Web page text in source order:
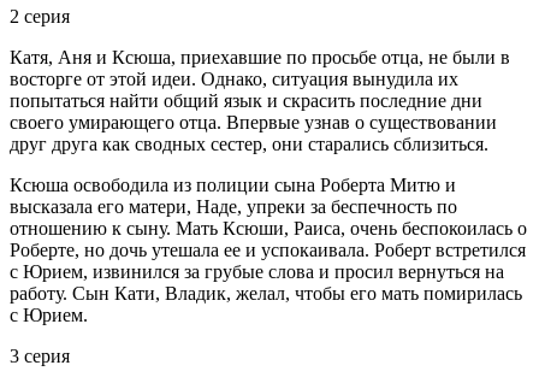
2 серия
Катя, Аня и Ксюша, приехавшие по просьбе отца, не были в
восторге от этой идеи. Однако, ситуация вынудила их
попытаться найти общий язык и скрасить последние дни
своего умирающего отца. Впервые узнав о существовании
друг друга как сводных сестер, они старались сблизиться.
Ксюша освободила из полиции сына Роберта Митю и
высказала его матери, Наде, упреки за беспечность по
отношению к сыну. Мать Ксюши, Раиса, очень беспокоилась о
Роберте, но дочь утешала ее и успокаивала. Роберт встретился
с Юрием, извинился за грубые слова и просил вернуться на
работу. Сын Кати, Владик, желал, чтобы его мать помирилась
с Юрием.
3 серия